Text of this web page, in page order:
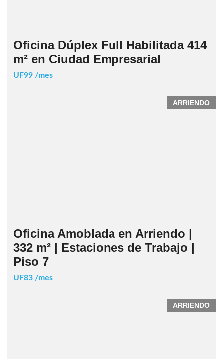
Oficina Dúplex Full Habilitada 414
m² en Ciudad Empresarial
UF99 /mes
ARRIENDO
Oficina Amoblada en Arriendo |
332 m² | Estaciones de Trabajo |
Piso 7
UF83 /mes
ARRIENDO